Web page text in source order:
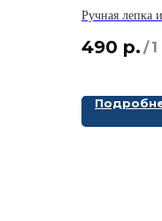
Ручная лепка
нашими
490 р. /